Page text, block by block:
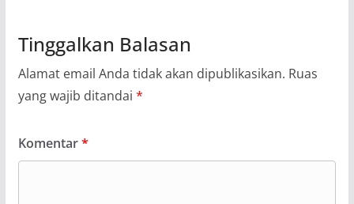
Tinggalkan Balasan
Alamat email Anda tidak akan dipublikasikan. Ruas
yang wajib ditandai *
Komentar*